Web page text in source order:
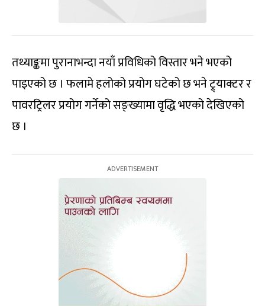
तथ्याङ्कमा पुरानाभन्दा नयाँ प्रविधिको विस्तार भने भएको
पाइएको छ । फलामे हलोको प्रयोग घटेको छ भने ट्र्याक्टर र
पावरट्रिलर प्रयोग गर्नेको सङ्ख्यामा वृद्धि भएको देखिएको
छ ।